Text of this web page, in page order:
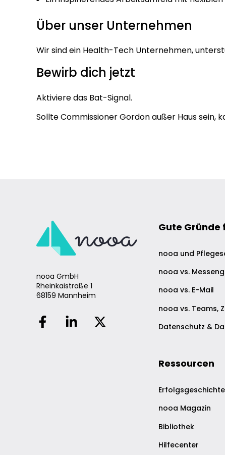
Über unser Unternehmen
Wir sind ein Health-Tech Unternehmen,
Bewirb dich jetzt
Aktiviere das Bat-Signal.
Sollte Commissioner Gordon außer Haus sein,
nooa GmbH
Rheinkaistraße 1
68159 Mannheim
Gute Gründe
nooa und
nooa vs.
nooa vs. E-Mail
nooa vs. Teams,
Datenschutz &
Ressourcen
nooa Magazin
Bibliothek
Hilfecenter